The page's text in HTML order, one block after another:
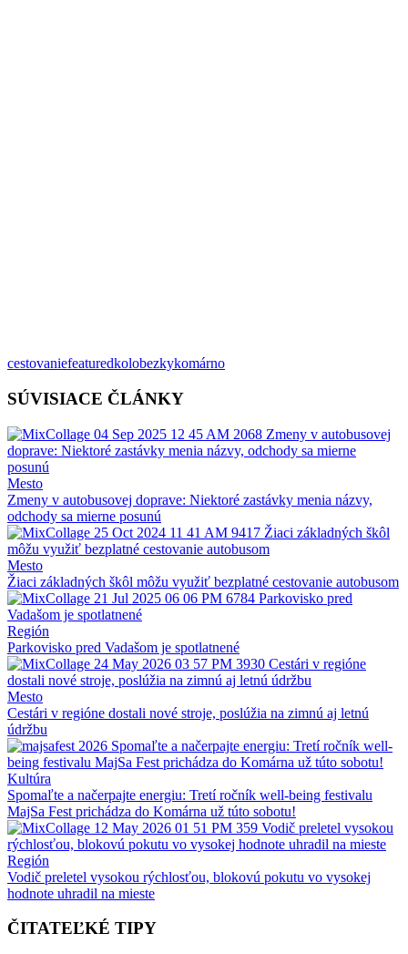
cestovaniefeaturedkolobezkykomárno
SÚVISIACE ČLÁNKY
Mesto
Zmeny v autobusovej doprave: Niektoré zastávky menia názvy,
odchody sa mierne posunú
Mesto
Žiaci základných škôl môžu využiť bezplatné cestovanie autobusom
Región
Parkovisko pred Vadašom je spotlatnené
Mesto
Cestári v regióne dostali nové stroje, poslúžia na zimnú aj letnú
údržbu
Kultúra
Spomaľte a načerpajte energiu: Tretí ročník well-being festivalu
MajSa Fest prichádza do Komárna už túto sobotu!
Región
Vodič preletel vysokou rýchlosťou, blokovú pokutu vo vysokej
hodnote uhradil na mieste
ČITATEĽKÉ TIPY